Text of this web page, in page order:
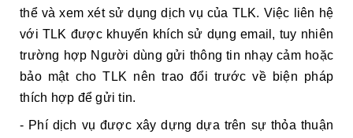
thể và xem xét sử dụng dịch vụ của TLK. Việc liên hệ
với TLK được khuyến khích sử dụng email, tuy nhiên
trường hợp Người dùng gửi thông tin nhạy cảm hoặc
bảo mật cho TLK nên trao đổi trước về biện pháp
thích hợp để gửi tin.
- Phí dịch vụ được xây dựng dựa trên sự thỏa thuận